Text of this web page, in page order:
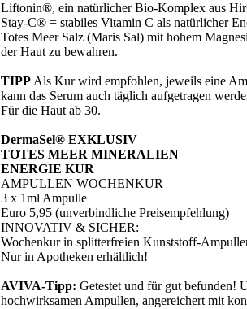
Liftonin®, ein natürlicher Bio-Komplex aus
Stay-C® = stabiles Vitamin C als natürlicher
Totes Meer Salz (Maris Sal) mit hohem
der Haut zu bewahren.
TIPP Als Kur wird empfohlen, jeweils eine
kann das Serum auch täglich aufgetragen
Für die Haut ab 30.
DermaSel® EXKLUSIV
TOTES MEER MINERALIEN
ENERGIE KUR
AMPULLEN WOCHENKUR
3 x 1ml Ampulle
Euro 5,95 (unverbindliche Preisempfehlung)
INNOVATIV & SICHER:
Wochenkur in splitterfreien Kunststoff-
Nur in Apotheken erhältlich!
AVIVA-Tipp: Getestet und für gut befunden!
hochwirksamen Ampullen, angereichert mit